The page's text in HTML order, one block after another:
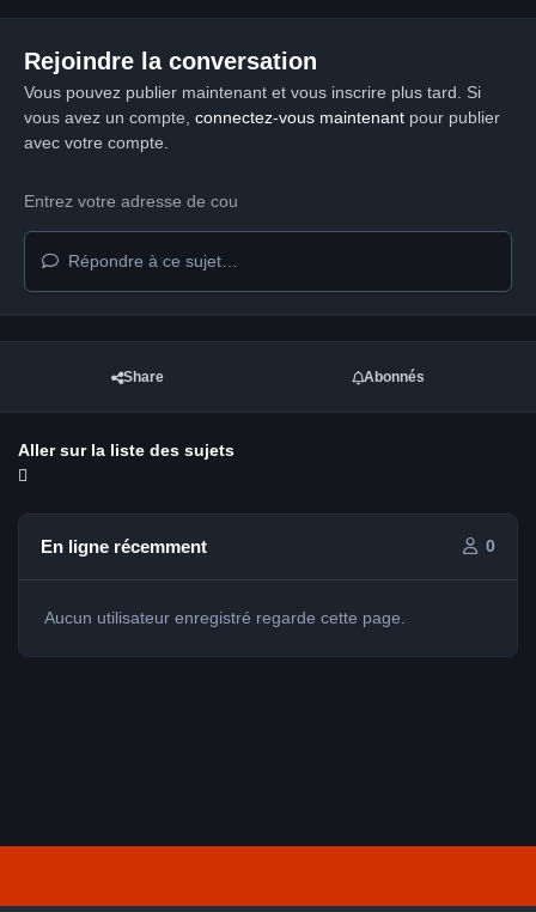
Rejoindre la conversation
Vous pouvez publier maintenant et vous inscrire plus tard. Si
vous avez un compte, connectez-vous maintenantpour publier
avec votre compte.
Répondre à ce sujet…
Share Abonnés
Aller sur la liste des sujets
En ligne récemment 0
Aucun utilisateur enregistré regarde cette page.